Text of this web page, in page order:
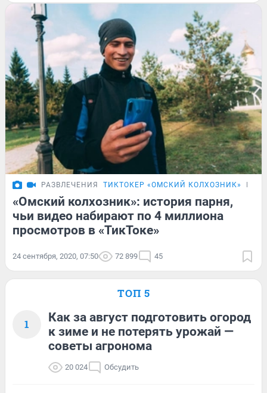
РАЗВЛЕЧЕНИЯ ТИКТОКЕР «ОМСКИЙ КОЛХОЗНИК»
«Омский колхозник»: история парня,
чьи видео набирают по 4 миллиона
просмотров в «ТикТоке»
24 сентября, 2020, 07:50 72 899 45
ТОП 5
1
Как за август подготовить огород
к зиме и не потерять урожай —
советы агронома
20 024 Обсудить